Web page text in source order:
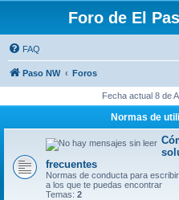
Foro de El
FAQ
Paso NW Foros
Fecha actual 8 de
Normas de
frecuentes
Normas de conducta para
a los que te puedas encontrar
Temas: 2